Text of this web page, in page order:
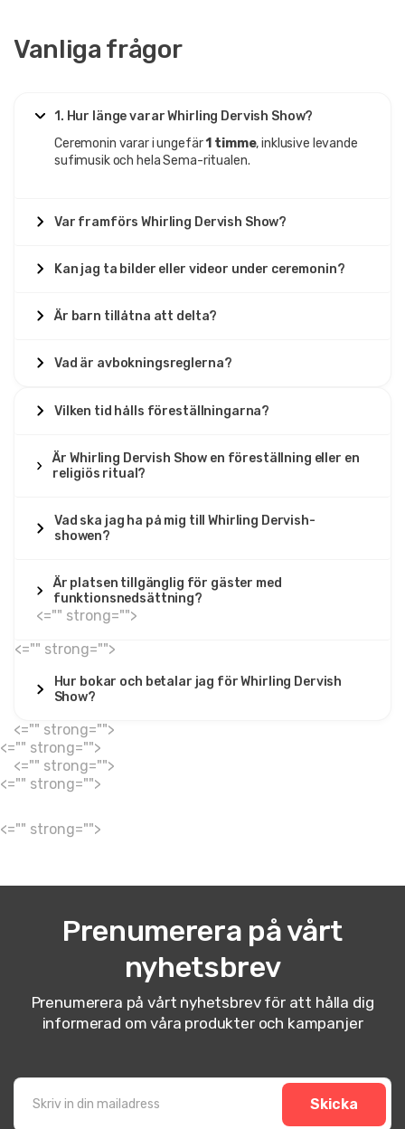
Vanliga frågor
1. Hur länge varar Whirling Dervish Show?
Ceremonin varar i ungefär1 timme, inklusive levande
sufimusik och hela Sema-ritualen.
Var framförs Whirling Dervish Show?
Kan jag ta bilder eller videor under ceremonin?
Är barn tillåtna att delta?
Vad är avbokningsreglerna?
Vilken tid hålls föreställningarna?
Är Whirling Dervish Show en föreställning eller en
religiös ritual?
Vad ska jag ha på mig till Whirling Dervish-
showen?
Är platsen tillgänglig för gäster med
funktionsnedsättning?
<="" strong="">
<="" strong="">
Hur bokar och betalar jag för Whirling Dervish
Show?
<="" strong="">
<="" strong="">
<="" strong="">
<="" strong="">
<="" strong="">
Prenumerera på vårt
nyhetsbrev
Prenumerera på vårt nyhetsbrev för att hålla dig
informerad om våra produkter och kampanjer
Skicka